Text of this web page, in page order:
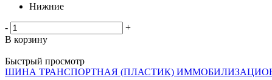
Нижние
-
+
В корзину
Быстрый просмотр
ШИНА ТРАНСПОРТНАЯ (ПЛАСТИК)